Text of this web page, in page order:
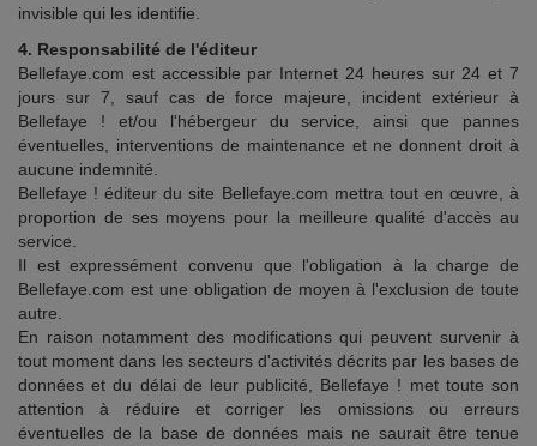
invisible qui les identifie.
4. Responsabilité de l'éditeur
Bellefaye.com est accessible par Internet 24 heures sur 24 et 7
jours sur 7, sauf cas de force majeure, incident extérieur à
Bellefaye ! et/ou l'hébergeur du service, ainsi que pannes
éventuelles, interventions de maintenance et ne donnent droit à
aucune indemnité.
Bellefaye ! éditeur du site Bellefaye.com mettra tout en œuvre, à
proportion de ses moyens pour la meilleure qualité d'accès au
service.
Il est expressément convenu que l'obligation à la charge de
Bellefaye.com est une obligation de moyen à l'exclusion de toute
autre.
En raison notamment des modifications qui peuvent survenir à
tout moment dans les secteurs d'activités décrits par les bases de
données et du délai de leur publicité, Bellefaye ! met toute son
attention à réduire et corriger les omissions ou erreurs
éventuelles de la base de données mais ne saurait être tenue